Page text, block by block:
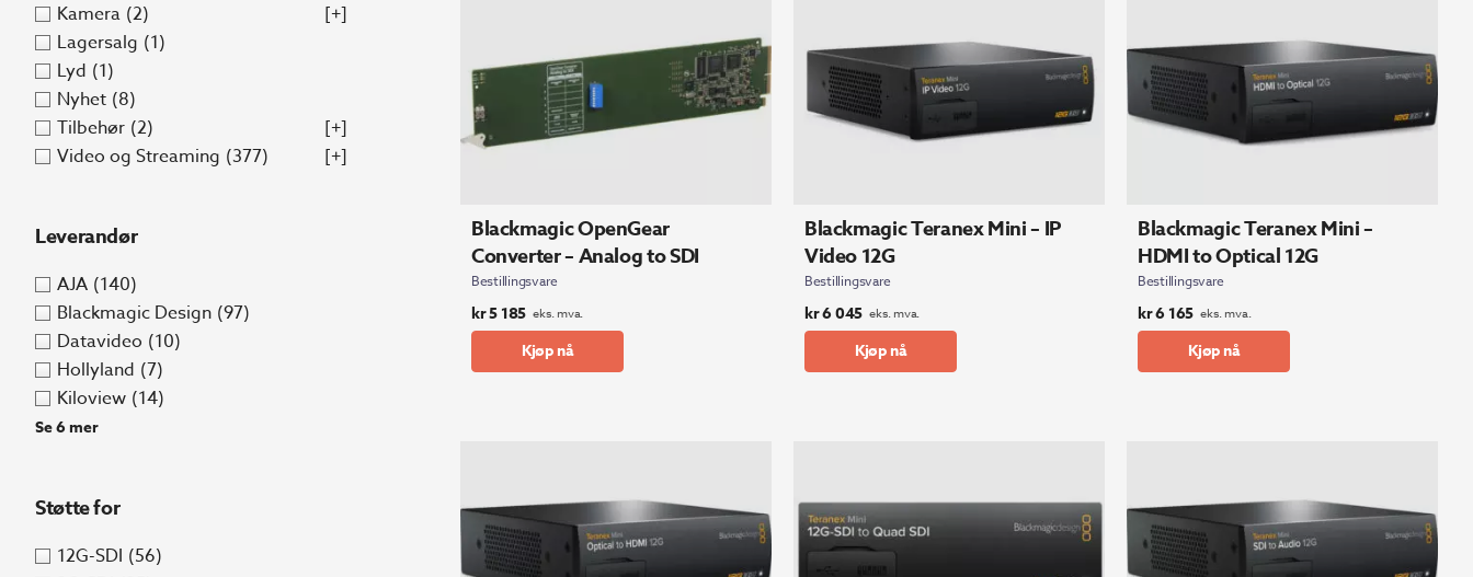
Blackmagic OpenGear
Converter – Analog to SDI
Bestillingsvare
kr5 185 eks. mva.
Kjøp nå
Blackmagic Teranex Mini – IP
Video 12G
Bestillingsvare
kr6 045 eks. mva.
Kjøp nå
Blackmagic Teranex Mini –
HDMI to Optical 12G
Bestillingsvare
kr6 165 eks. mva.
Kjøp nå
Kamera (2)
[+]
Lagersalg (1)
Lyd (1)
Nyhet (8)
Tilbehør (2)
[+]
Video og Streaming (377) [+]
Leverandør
AJA (140)
Blackmagic Design (97)
Datavideo (10)
Hollyland (7)
Kiloview (14)
Se 6 mer
Støtte for
12G-SDI (56)